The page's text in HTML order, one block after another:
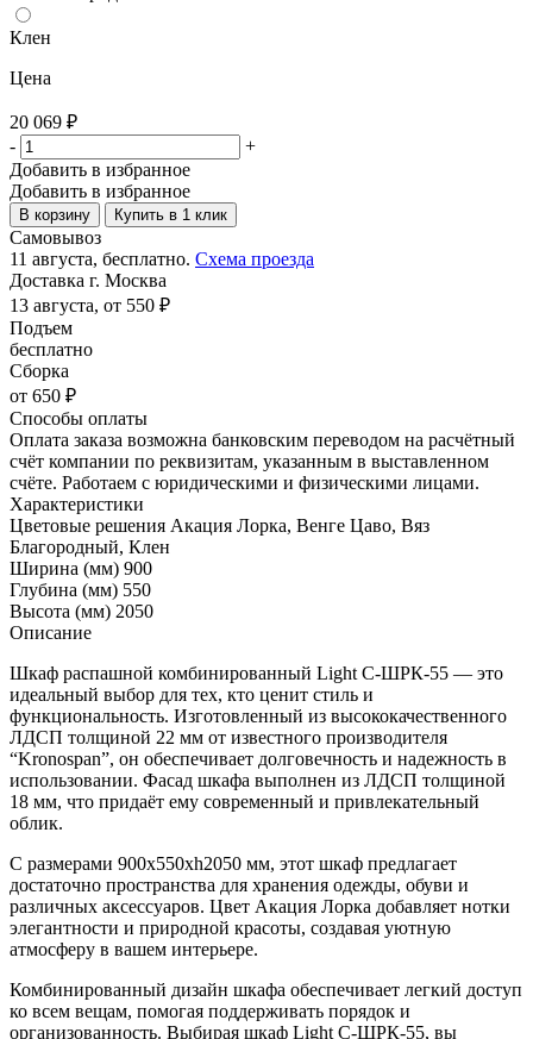
Клен
Цена
20 069 ₽
-
+
Добавить в избранное
Добавить в избранное
В корзину Купить в 1 клик
Самовывоз
11 августа, бесплатно. Схема проезда
Доставка г. Москва
13 августа, от 550 ₽
Подъем
бесплатно
Сборка
от 650 ₽
Способы оплаты
Оплата заказа возможна банковским переводом на расчётный
счёт компании по реквизитам, указанным в выставленном
счёте. Работаем с юридическими и физическими лицами.
Характеристики
Цветовые решения Акация Лорка, Венге Цаво, Вяз
Благородный, Клен
Ширина (мм) 900
Глубина (мм) 550
Высота (мм) 2050
Описание
Шкаф распашной комбинированный Light С-ШРК-55 — это
идеальный выбор для тех, кто ценит стиль и
функциональность. Изготовленный из высококачественного
ЛДСП толщиной 22 мм от известного производителя
“Kronospan”, он обеспечивает долговечность и надежность в
использовании. Фасад шкафа выполнен из ЛДСП толщиной
18 мм, что придаёт ему современный и привлекательный
облик.
С размерами 900x550xh2050 мм, этот шкаф предлагает
достаточно пространства для хранения одежды, обуви и
различных аксессуаров. Цвет Акация Лорка добавляет нотки
элегантности и природной красоты, создавая уютную
атмосферу в вашем интерьере.
Комбинированный дизайн шкафа обеспечивает легкий доступ
ко всем вещам, помогая поддерживать порядок и
организованность. Выбирая шкаф Light С-ШРК-55, вы